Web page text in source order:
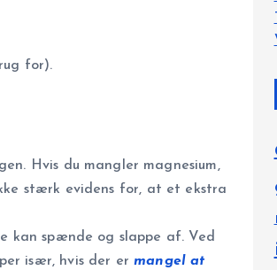
for).
Hvis du mangler magnesium,
stærk evidens for, at et ekstra
kan spænde og slappe af. Ved
især, hvis der ermangel at